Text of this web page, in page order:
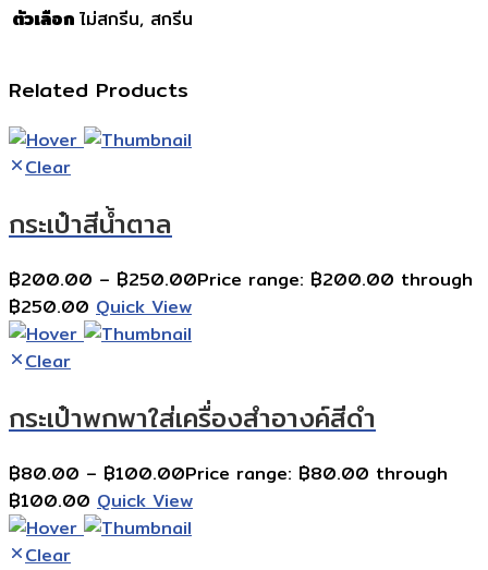
ตัวเลือก ไม่สกรีน, สกรีน
Related Products
Clear
กระเป๋าสีน้ำตาล
฿200.00 – ฿250.00Price range: ฿200.00 through
฿250.00 Quick View
Clear
กระเป๋าพกพาใส่เครื่องสำอางค์สีดำ
฿80.00 – ฿100.00Price range: ฿80.00 through
฿100.00 Quick View
Clear